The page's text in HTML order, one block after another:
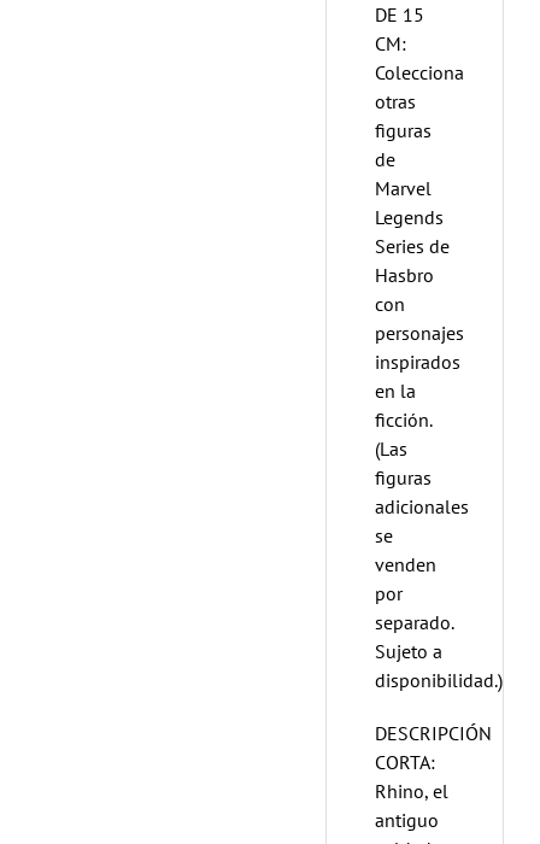
DE 15
CM:
Colecciona
otras
figuras
de
Marvel
Legends
Series de
Hasbro
con
personajes
inspirados
en la
ficción.
(Las
figuras
adicionales
se
venden
por
separado.
Sujeto a
disponibilidad.)
DESCRIPCIÓN
CORTA:
Rhino, el
antiguo